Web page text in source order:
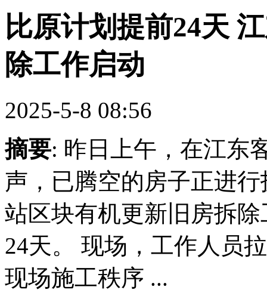
比原计划提前24天
除工作启动
2025-5-8 08:56
摘要: 昨日上午，在江东
声，已腾空的房子正进
站区块有机更新旧房拆
24天。 现场，工作人员
现场施工秩序 ...